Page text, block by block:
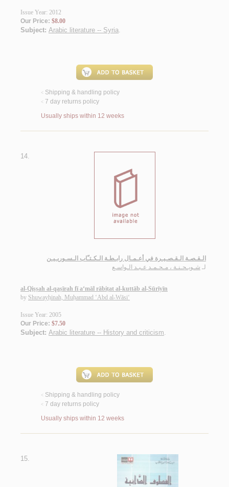
Issue Year: 2012
Our Price: $8.00
Subject: Arabic literature -- Syria.
< Shipping & handling policy
< 7 day returns policy
Usually ships within 12 weeks
14.
الـقـصـة الـقـصـيـرة في أعـمـال رابـطـة الـكـتـّاب الـسـوريـيـن
لـ شـويـحـنـة ، مـحـمـد عـبـد الـواسـع
al-Qiṣṣah al-qaṣīrah fī a‘māl rābiṭat al-kuttāb al-Sūrīyīn
by Shuwayḥinah, Muḥammad ‘Abd al-Wāsi‘
Issue Year: 2005
Our Price: $7.50
Subject: Arabic literature -- History and criticism.
< Shipping & handling policy
< 7 day returns policy
Usually ships within 12 weeks
15.